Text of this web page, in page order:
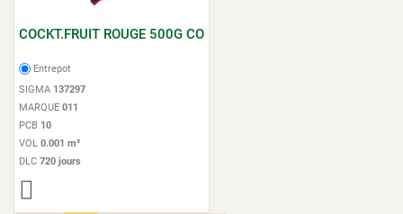
COCKT.FRUIT ROUGE 500G CO
Entrepot
SIGMA 137297
MARQUE 011
PCB 10
VOL 0.001 m³
DLC 720 jours